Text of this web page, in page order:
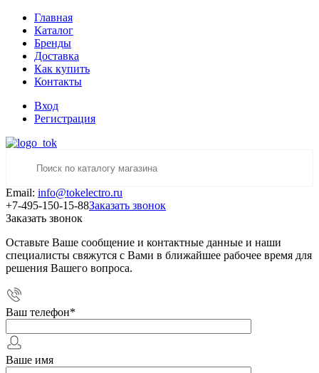
Главная
Каталог
Бренды
Доставка
Как купить
Контакты
Вход
Регистрация
Email: info@tokelectro.ru
+7-495-150-15-88Заказать звонок
Заказать звонок
Оставьте Ваше сообщение и контактные данные и наши
специалисты свяжутся с Вами в ближайшее рабочее время для
решения Вашего вопроса.
Ваш телефон*
Ваше имя